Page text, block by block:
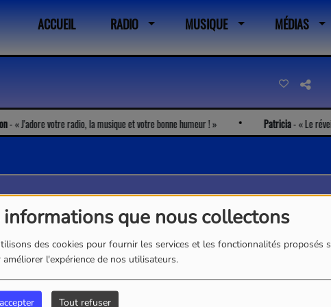
informations que nous collectons
des cookies pour fournir les services et les fonctionnalités proposés
l'expérience de nos utilisateurs.
Tout refuser
ACCUEIL RADIO MUSIQUE MÉDIAS
J'adore votre radio, la musique et votre bonne humeur ! Patricia- Le réveil